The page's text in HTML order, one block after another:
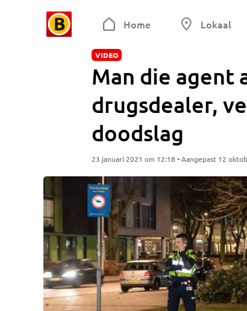
Home Lokaal
VIDEO
Man die agent
drugsdealer,
doodslag
23 januari 2021 om 12:18 • Aangepast 12